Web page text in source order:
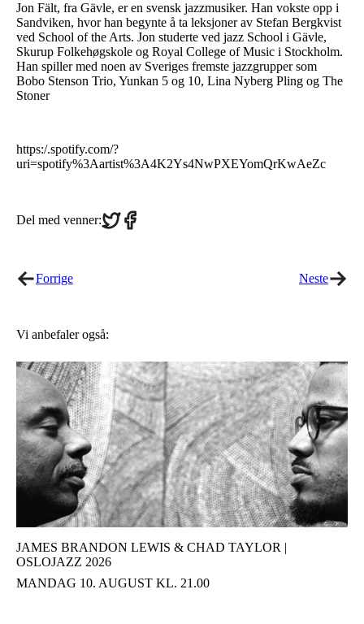
Jon Fält, fra Gävle, er en svensk jazzmusiker. Han vokste opp i
Sandviken, hvor han begynte å ta leksjoner av Stefan Bergkvist
ved School of the Arts. Jon studerte ved jazz School i Gävle,
Skurup Folkehøgskole og Royal College of Music i Stockholm.
Han spiller med noen av Sveriges fremste jazzgrupper som
Bobo Stenson Trio, Yunkan 5 og 10, Lina Nyberg Pling og The
Stoner
https:/.spotify.com/?
uri=spotify%3Aartist%3A4K2Ys4NwPXEYomQrKwAeZc
Del med venner:Share
on
Share
on
Forrige Neste
Vi anbefaler også:
JAMES BRANDON LEWIS & CHAD TAYLOR |
OSLOJAZZ 2026
MANDAG 10. AUGUST KL. 21.00